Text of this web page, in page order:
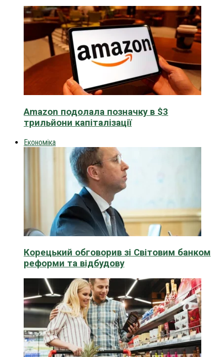
Amazon подолала позначку в $3
трильйони капіталізації
Економіка
Корецький обговорив зі Світовим банком
реформи та відбудову